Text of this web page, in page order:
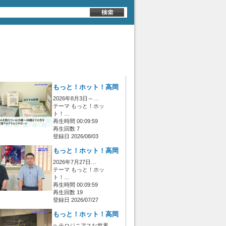
もっと！ホット！高岡
2026年8月3日～…
テーマ もっと！ホッ
ト！…
再生時間 00:09:59
再生回数 7
登録日 2026/08/03
もっと！ホット！高岡
2026年7月27日…
テーマ もっと！ホッ
ト！…
再生時間 00:09:59
再生回数 19
登録日 2026/07/27
もっと！ホット！高岡